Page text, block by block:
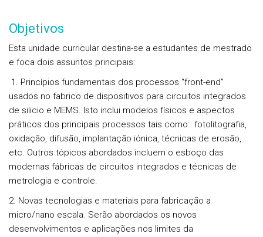
Objetivos
Esta unidade curricular destina-se a estudantes de mestrado
e foca dois assuntos principais:
1. Princípios fundamentais dos processos “front-end”
usados no fabrico de dispositivos para circuitos integrados
de silicio e MEMS. Isto inclui modelos físicos e aspectos
práticos dos principais processos tais como: fotolitografia,
oxidação, difusão, implantação iónica, técnicas de erosão,
etc. Outros tópicos abordados incluem o esboço das
modernas fábricas de circuitos integrados e técnicas de
metrologia e controle.
2. Novas tecnologias e materiais para fabricação a
micro/nano escala. Serão abordados os novos
desenvolvimentos e aplicações nos limites da